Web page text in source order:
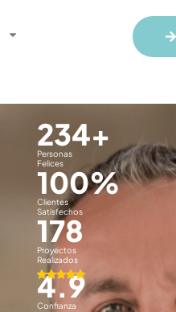
Personas
Felices
234+
Clientes
Satisfechos
100%
Proyectos
Realizados
178
Confianza
4.9